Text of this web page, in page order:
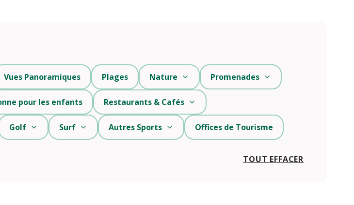
TOUT EFFACER
Vues Panoramiques Plages Nature Promenades
pour les enfants Restaurants & Cafés
Golf Surf Autres Sports Offices de Tourisme